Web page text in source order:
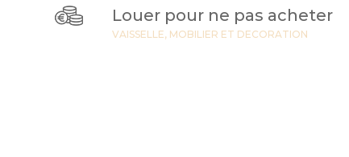
Louer pour ne pas acheter
VAISSELLE, MOBILIER ET DECORATION